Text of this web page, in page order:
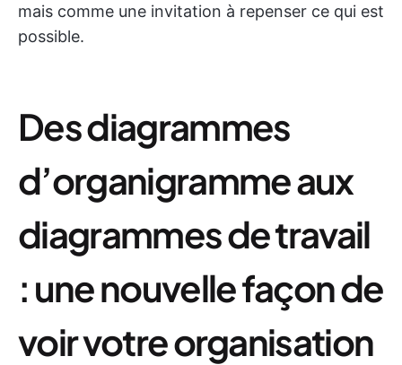
mais comme une invitation à repenser ce qui est
possible.
Des diagrammes
d’organigramme aux
diagrammes de travail
: une nouvelle façon de
voir votre organisation